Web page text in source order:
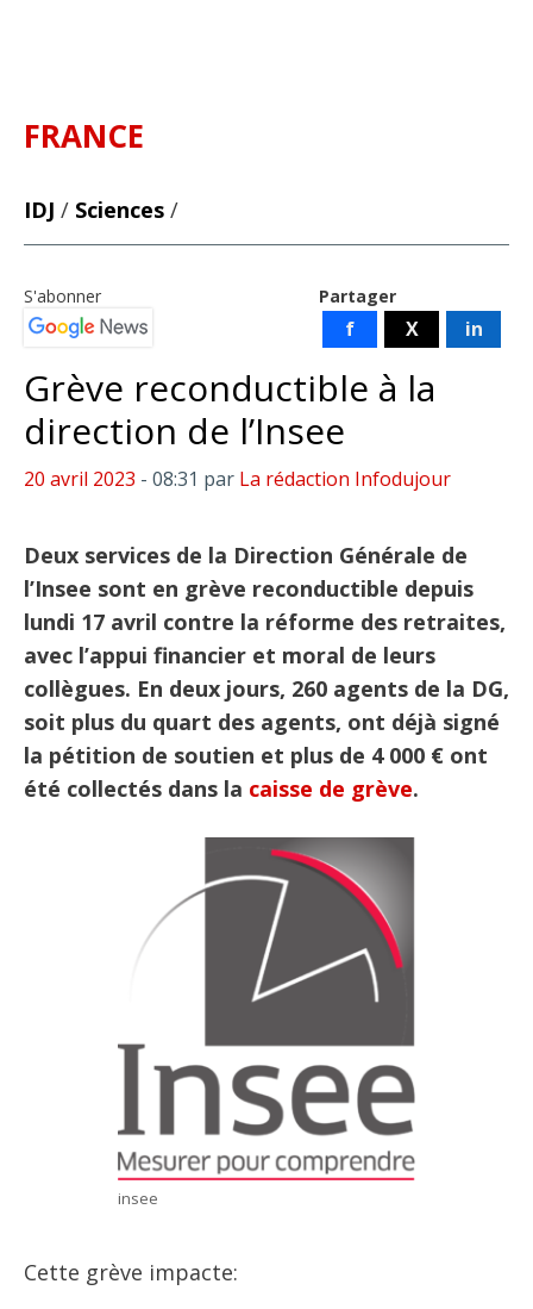
FRANCE
IDJ / Sciences /
Partager
f X in
S'abonner
Grève reconductible à la
direction de l’Insee
20 avril 2023 - 08:31 par La rédaction Infodujour
Deux services de la Direction Générale de
l’Insee sont en grève reconductible depuis
lundi 17 avril contre la réforme des retraites,
avec l’appui financier et moral de leurs
collègues. En deux jours, 260 agents de la DG,
soit plus du quart des agents, ont déjà signé
la pétition de soutien et plus de 4 000 € ont
été collectés dans la caisse de grève.
insee
Cette grève impacte: